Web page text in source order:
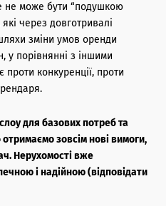
не може бути “подушкою
через довготривалі
зміни умов оренди
у порівнянні з іншими
проти конкуренції, проти
для базових потреб та
отримаємо зовсім нові вимоги,
Нерухомості вже
і надійною (відповідати